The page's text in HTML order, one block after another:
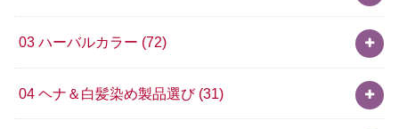
03 ハーバルカラー (72)
04 ヘナ＆白髪染め製品選び (31)